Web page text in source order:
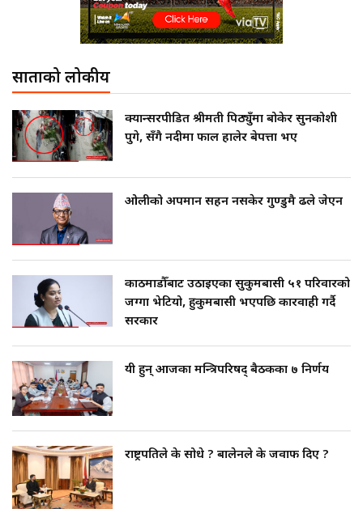
साताको लोकप्रीय
क्यान्सरपीडित श्रीमती पिठ्युँमा बोकेर सुनकोशी
पुगे, सँगै नदीमा फाल हालेर बेपत्ता भए
ओलीको अपमान सहन नसकेर गुण्डुमै ढले जेएन
काठमाडौँबाट उठाइएका सुकुमबासी ५१ परिवारको
जग्गा भेटियो, हुकुमबासी भएपछि कारवाही गर्दै
सरकार
यी हुन् आजका मन्त्रिपरिषद् बैठकका ७ निर्णय
राष्ट्रपतिले के सोधे ? बालेनले के जवाफ दिए ?